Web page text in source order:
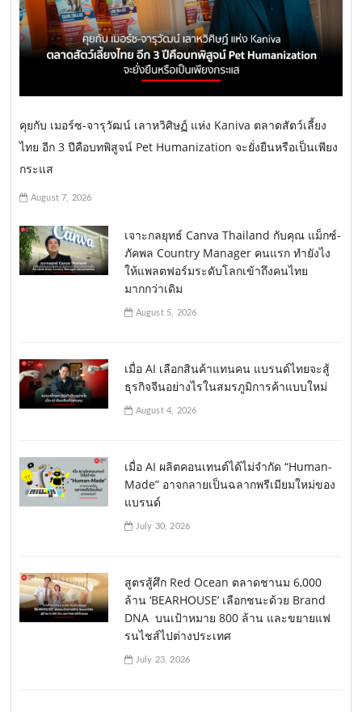
คุยกับ เมอร์ซ-จารุวัฒน์ เลาหวิศิษฏ์ แห่ง Kaniva ตลาดสัตว์เลี้ยง
ไทย อีก 3 ปีคือบทพิสูจน์ Pet Humanization จะยั่งยืนหรือเป็นเพียง
กระแส
August 7, 2026
เจาะกลยุทธ์ Canva Thailand กับคุณ แม็กซ์-
ภัคพล Country Manager คนแรก ทำยังไง
ให้แพลตฟอร์มระดับโลกเข้าถึงคนไทย
มากกว่าเดิม
August 5, 2026
เมื่อ AI เลือกสินค้าแทนคน แบรนด์ไทยจะสู้
ธุรกิจจีนอย่างไรในสมรภูมิการค้าแบบใหม่
August 4, 2026
เมื่อ AI ผลิตคอนเทนต์ได้ไม่จำกัด “Human-
Made” อาจกลายเป็นฉลากพรีเมียมใหม่ของ
แบรนด์
July 30, 2026
สูตรสู้ศึก Red Ocean ตลาดชานม 6,000
ล้าน ‘BEARHOUSE’ เลือกชนะด้วย Brand
DNA บนเป้าหมาย 800 ล้าน และขยายแฟ
รนไชส์ไปต่างประเทศ
July 23, 2026